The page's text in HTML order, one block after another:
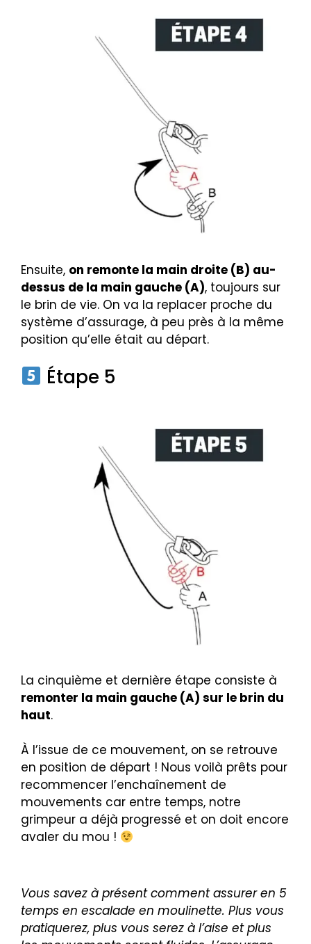
Ensuite, on remonte la main droite (B) au-
dessus de la main gauche (A), toujours sur
le brin de vie. On va la replacer proche du
système d’assurage, à peu près à la même
position qu’elle était au départ.
Étape 5
La cinquième et dernière étape consiste à
remonter la main gauche (A) sur le brin du
haut.
À l’issue de ce mouvement, on se retrouve
en position de départ ! Nous voilà prêts pour
recommencer l’enchaînement de
mouvements car entre temps, notre
grimpeur a déjà progressé et on doit encore
avaler du mou !
Vous savez à présent comment assurer en 5
temps en escalade en moulinette. Plus vous
pratiquerez, plus vous serez à l’aise et plus